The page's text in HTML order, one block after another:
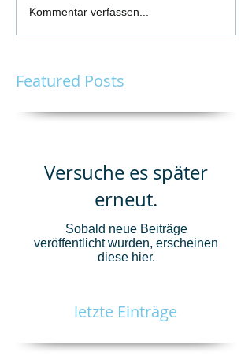
Kommentar verfassen...
Featured Posts
Versuche es später
erneut.
Sobald neue Beiträge
veröffentlicht wurden, erscheinen
diese hier.
letzte Einträge